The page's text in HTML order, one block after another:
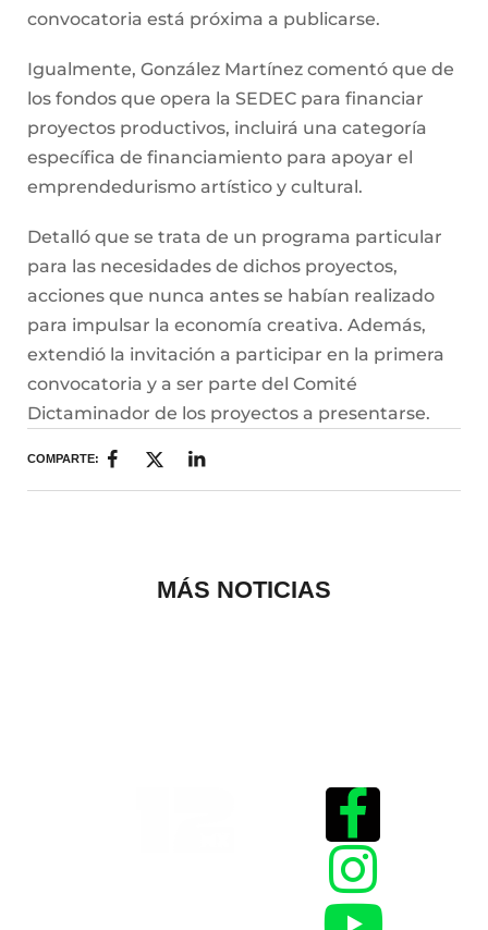
convocatoria está próxima a publicarse.
Igualmente, González Martínez comentó que de
los fondos que opera la SEDEC para financiar
proyectos productivos, incluirá una categoría
específica de financiamiento para apoyar el
emprendedurismo artístico y cultural.
Detalló que se trata de un programa particular
para las necesidades de dichos proyectos,
acciones que nunca antes se habían realizado
para impulsar la economía creativa. Además,
extendió la invitación a participar en la primera
convocatoria y a ser parte del Comité
Dictaminador de los proyectos a presentarse.
COMPARTE:
MÁS NOTICIAS